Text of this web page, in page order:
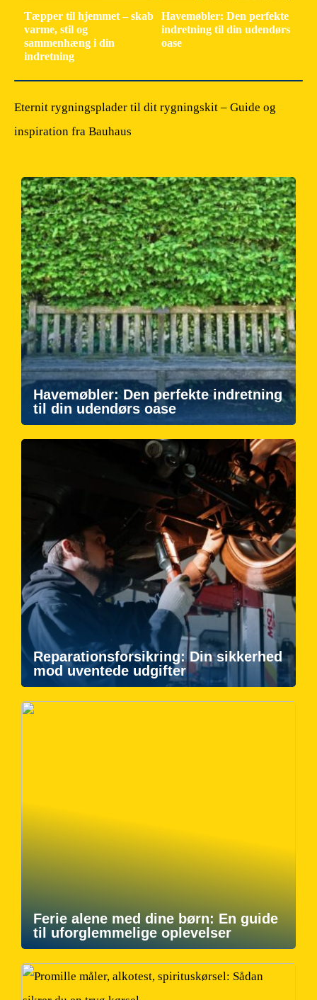
Tæpper til hjemmet – skab
varme, stil og
sammenhæng i din
indretning
Havemøbler: Den perfekte
indretning til din udendørs
oase
Eternit rygningsplader til dit rygningskit – Guide og
inspiration fra Bauhaus
Havemøbler: Den perfekte indretning
til din udendørs oase
Reparationsforsikring: Din sikkerhed
mod uventede udgifter
Ferie alene med dine børn: En guide
til uforglemmelige oplevelser